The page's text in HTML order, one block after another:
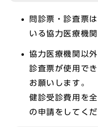
問診票・診査票
いる協力医療機
協力医療機関以
診査票が使用で
お願いします。
健診受診費用を
の申請をしてくだ